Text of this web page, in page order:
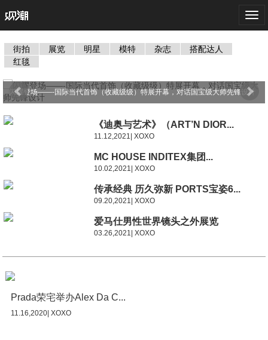
街拍 展览 明星 模特 杂志
搭配达人
红毯
闪耀登场——-国际当代首饰（收藏级级）特展开幕，对话国宝级大师先锋设计
《迪奥与艺术》（ART’N DIOR...
11.12,2021| XOXO
MC HOUSE INDITEX集团...
10.02,2021| XOXO
传承经典 历久弥新 PORTS宝姿6...
09.20,2021| XOXO
爱马仕男性世界镜头之外展览
03.26,2021| XOXO
Prada荣宅举办Alex Da C...
11.16,2020| XOXO